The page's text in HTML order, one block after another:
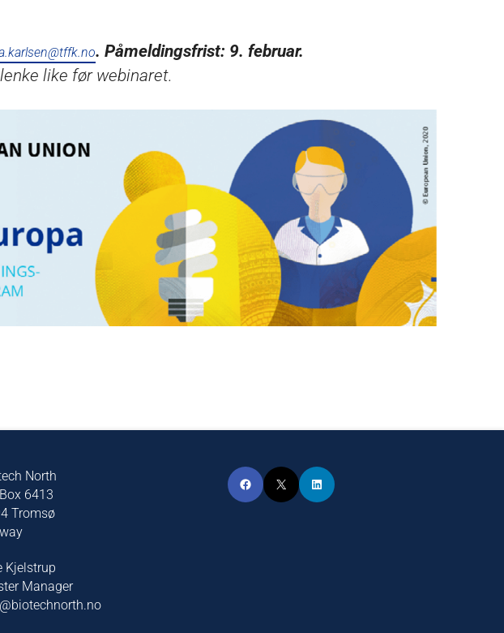
. Påmeldingsfrist: 9. februar.
like før webinaret.
North
6413
Tromsø
Kjelstrup
Manager